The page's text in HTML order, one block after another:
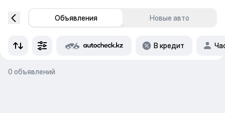
Объявления Новые авто
В кредит
0 объявлений